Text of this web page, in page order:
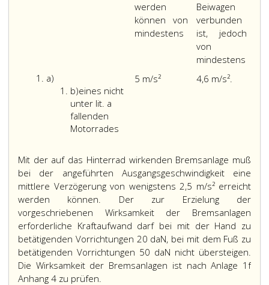
werden
können von
mindestens
Beiwagen
verbunden
ist, jedoch
von
mindestens
a)
b)Litera
b
eines nicht
unter lit. a
fallenden
Motorrades
Litera
a,
fallenden
Motorrades
5 m/s² 4,6 m/s².
Mit der auf das Hinterrad wirkenden Bremsanlage muß
bei der angeführten Ausgangsgeschwindigkeit eine
mittlere Verzögerung von wenigstens 2,5 m/s² erreicht
werden können. Der zur Erzielung der
vorgeschriebenen Wirksamkeit der Bremsanlagen
erforderliche Kraftaufwand darf bei mit der Hand zu
betätigenden Vorrichtungen 20 daN, bei mit dem Fuß zu
betätigenden Vorrichtungen 50 daN nicht übersteigen.
Die Wirksamkeit der Bremsanlagen ist nach Anlage 1f
Anhang 4 zu prüfen.